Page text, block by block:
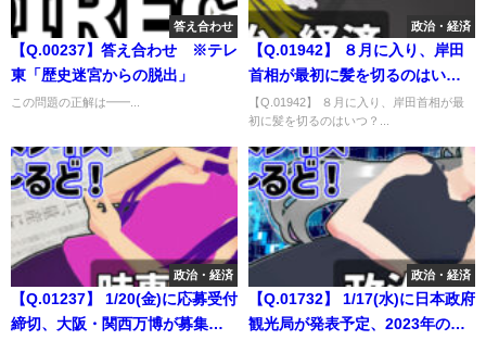
答え合わせ
【Q.00237】答え合わせ ※テレ
東「歴史迷宮からの脱出」
この問題の正解は━━...
政治・経済
【Q.01942】 ８月に入り、岸田
首相が最初に髪を切るのはい
つ？
【Q.01942】 ８月に入り、岸田首相が最
初に髪を切るのはいつ？...
政治・経済
【Q.01237】 1/20(金)に応募受付
締切、大阪・関西万博が募集し
政治・経済
【Q.01732】 1/17(水)に日本政府
観光局が発表予定、2023年の訪